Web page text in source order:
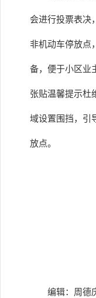
会进行投票表决
非机动车停放点
备，便于小区业
张贴温馨提示杜
域设置围挡，引
放点。
编辑：周德